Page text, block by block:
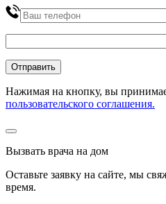
Нажимая на кнопку, вы
пользовательского соглашения.
Вызвать врача на дом
Оставьте заявку на сайте, мы
время.